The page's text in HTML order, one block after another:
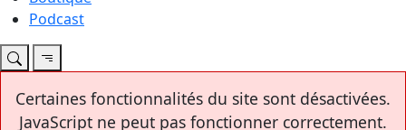
Podcast
Certaines fonctionnalités du site sont désactivées.
JavaScript ne peut pas fonctionner correctement.